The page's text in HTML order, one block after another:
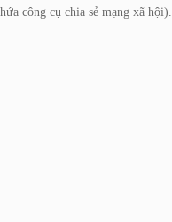
công cụ chia sẻ mạng xã hội).